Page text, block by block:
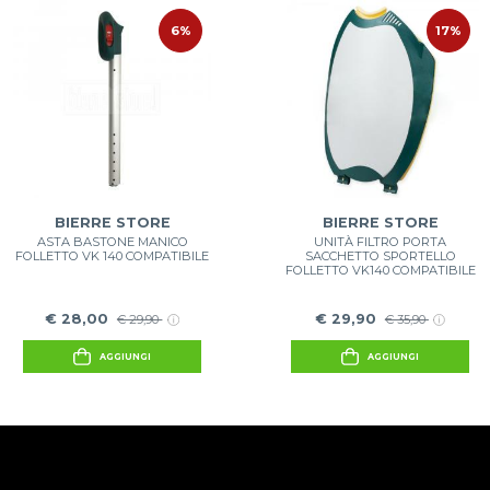
6%
BIERRE STORE
ASTA BASTONE MANICO
FOLLETTO VK 140 COMPATIBILE
€ 28,00 € 29,90
AGGIUNGI
17%
BIERRE STORE
UNITÀ FILTRO PORTA
SACCHETTO SPORTELLO
FOLLETTO VK140 COMPATIBILE
€ 29,90 € 35,90
AGGIUNGI